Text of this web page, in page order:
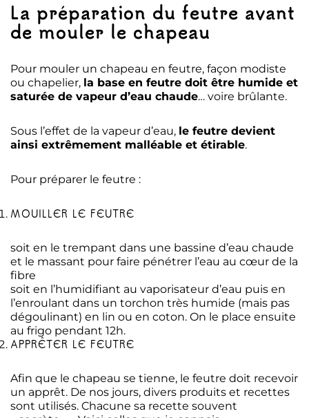
La préparation du feutre avant
de mouler le chapeau
Pour mouler un chapeau en feutre, façon modiste
ou chapelier, la base en feutre doit être humide et
saturée de vapeur d’eau chaude… voire brûlante.
Sous l’effet de la vapeur d’eau, le feutre devient
ainsi extrêmement malléable et étirable.
Pour préparer le feutre :
MOUILLER LE FEUTRE
soit en le trempant dans une bassine d’eau chaude
et le massant pour faire pénétrer l’eau au cœur de la
fibre
soit en l’humidifiant au vaporisateur d’eau puis en
l’enroulant dans un torchon très humide (mais pas
dégoulinant) en lin ou en coton. On le place ensuite
au frigo pendant 12h.
APPRÊTER LE FEUTRE
Afin que le chapeau se tienne, le feutre doit recevoir
un apprêt. De nos jours, divers produits et recettes
sont utilisés. Chacune sa recette souvent